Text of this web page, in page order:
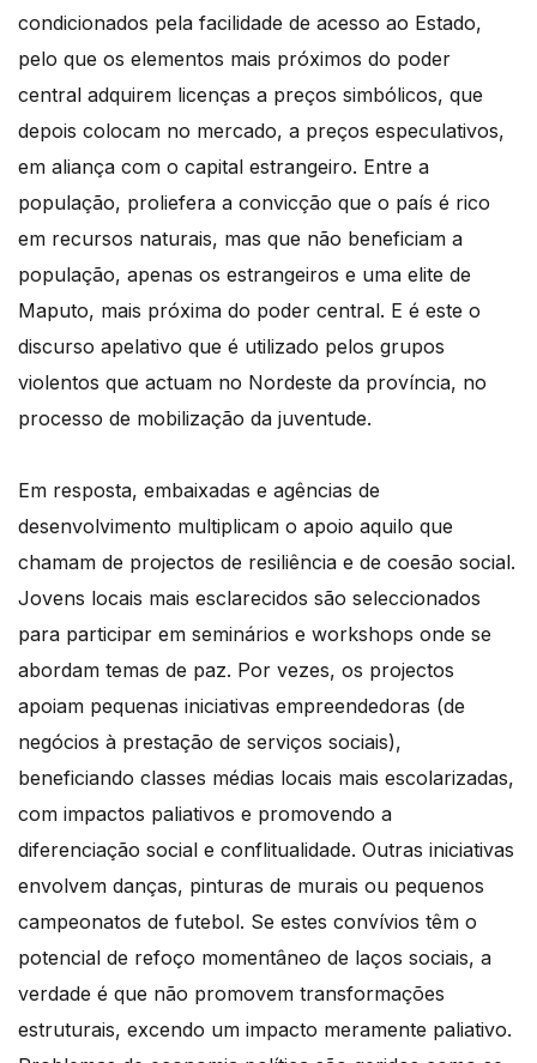
condicionados pela facilidade de acesso ao Estado,
pelo que os elementos mais próximos do poder
central adquirem licenças a preços simbólicos, que
depois colocam no mercado, a preços especulativos,
em aliança com o capital estrangeiro. Entre a
população, proliefera a convicção que o país é rico
em recursos naturais, mas que não beneficiam a
população, apenas os estrangeiros e uma elite de
Maputo, mais próxima do poder central. E é este o
discurso apelativo que é utilizado pelos grupos
violentos que actuam no Nordeste da província, no
processo de mobilização da juventude.
Em resposta, embaixadas e agências de
desenvolvimento multiplicam o apoio aquilo que
chamam de projectos de resiliência e de coesão social.
Jovens locais mais esclarecidos são seleccionados
para participar em seminários e workshops onde se
abordam temas de paz. Por vezes, os projectos
apoiam pequenas iniciativas empreendedoras (de
negócios à prestação de serviços sociais),
beneficiando classes médias locais mais escolarizadas,
com impactos paliativos e promovendo a
diferenciação social e conflitualidade. Outras iniciativas
envolvem danças, pinturas de murais ou pequenos
campeonatos de futebol. Se estes convívios têm o
potencial de refoço momentâneo de laços sociais, a
verdade é que não promovem transformações
estruturais, excendo um impacto meramente paliativo.